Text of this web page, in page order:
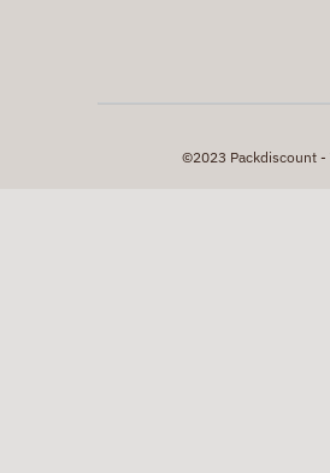
©2023 Packdiscount -